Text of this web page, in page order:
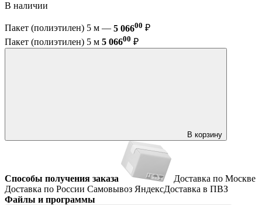
В наличии
Пакет (полиэтилен) 5 м — 5 06600 ₽
Пакет (полиэтилен) 5 м 5 06600 ₽
В корзину
Способы получения заказа
Доставка по Москве
Доставка по России Самовывоз ЯндексДоставка в ПВЗ
Файлы и программы